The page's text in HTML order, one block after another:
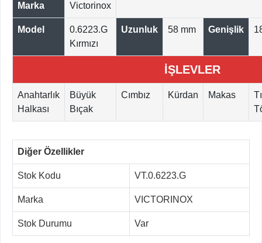
Marka Victorinox
Model
0.6223.G
Kırmızı
Uzunluk 58 mm Genişlik
İŞLEVLER
Anahtarlık
Halkası
Büyük
Bıçak
Cımbız Kürdan Makas
Diğer Özellikler
Stok Kodu VT.0.6223.G
Marka VICTORINOX
Stok Durumu Var